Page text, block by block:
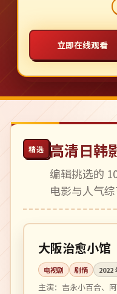
立即在线观看
精选 高清日韩
编辑挑选的
电影与人气
日本
完结
大阪治愈小馆
电视剧 剧情 2022
主演： 吉永小百合、